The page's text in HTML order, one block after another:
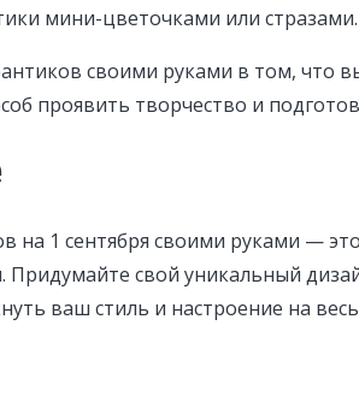
мини-цветочками или стразами.
своими руками в том, что
проявить творчество и
на 1 сентября своими руками —
свой уникальный
ваш стиль и настроение на